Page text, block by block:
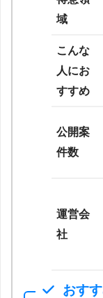
域
こんな
人にお
すすめ
公開案
件数
運営会
社
おす